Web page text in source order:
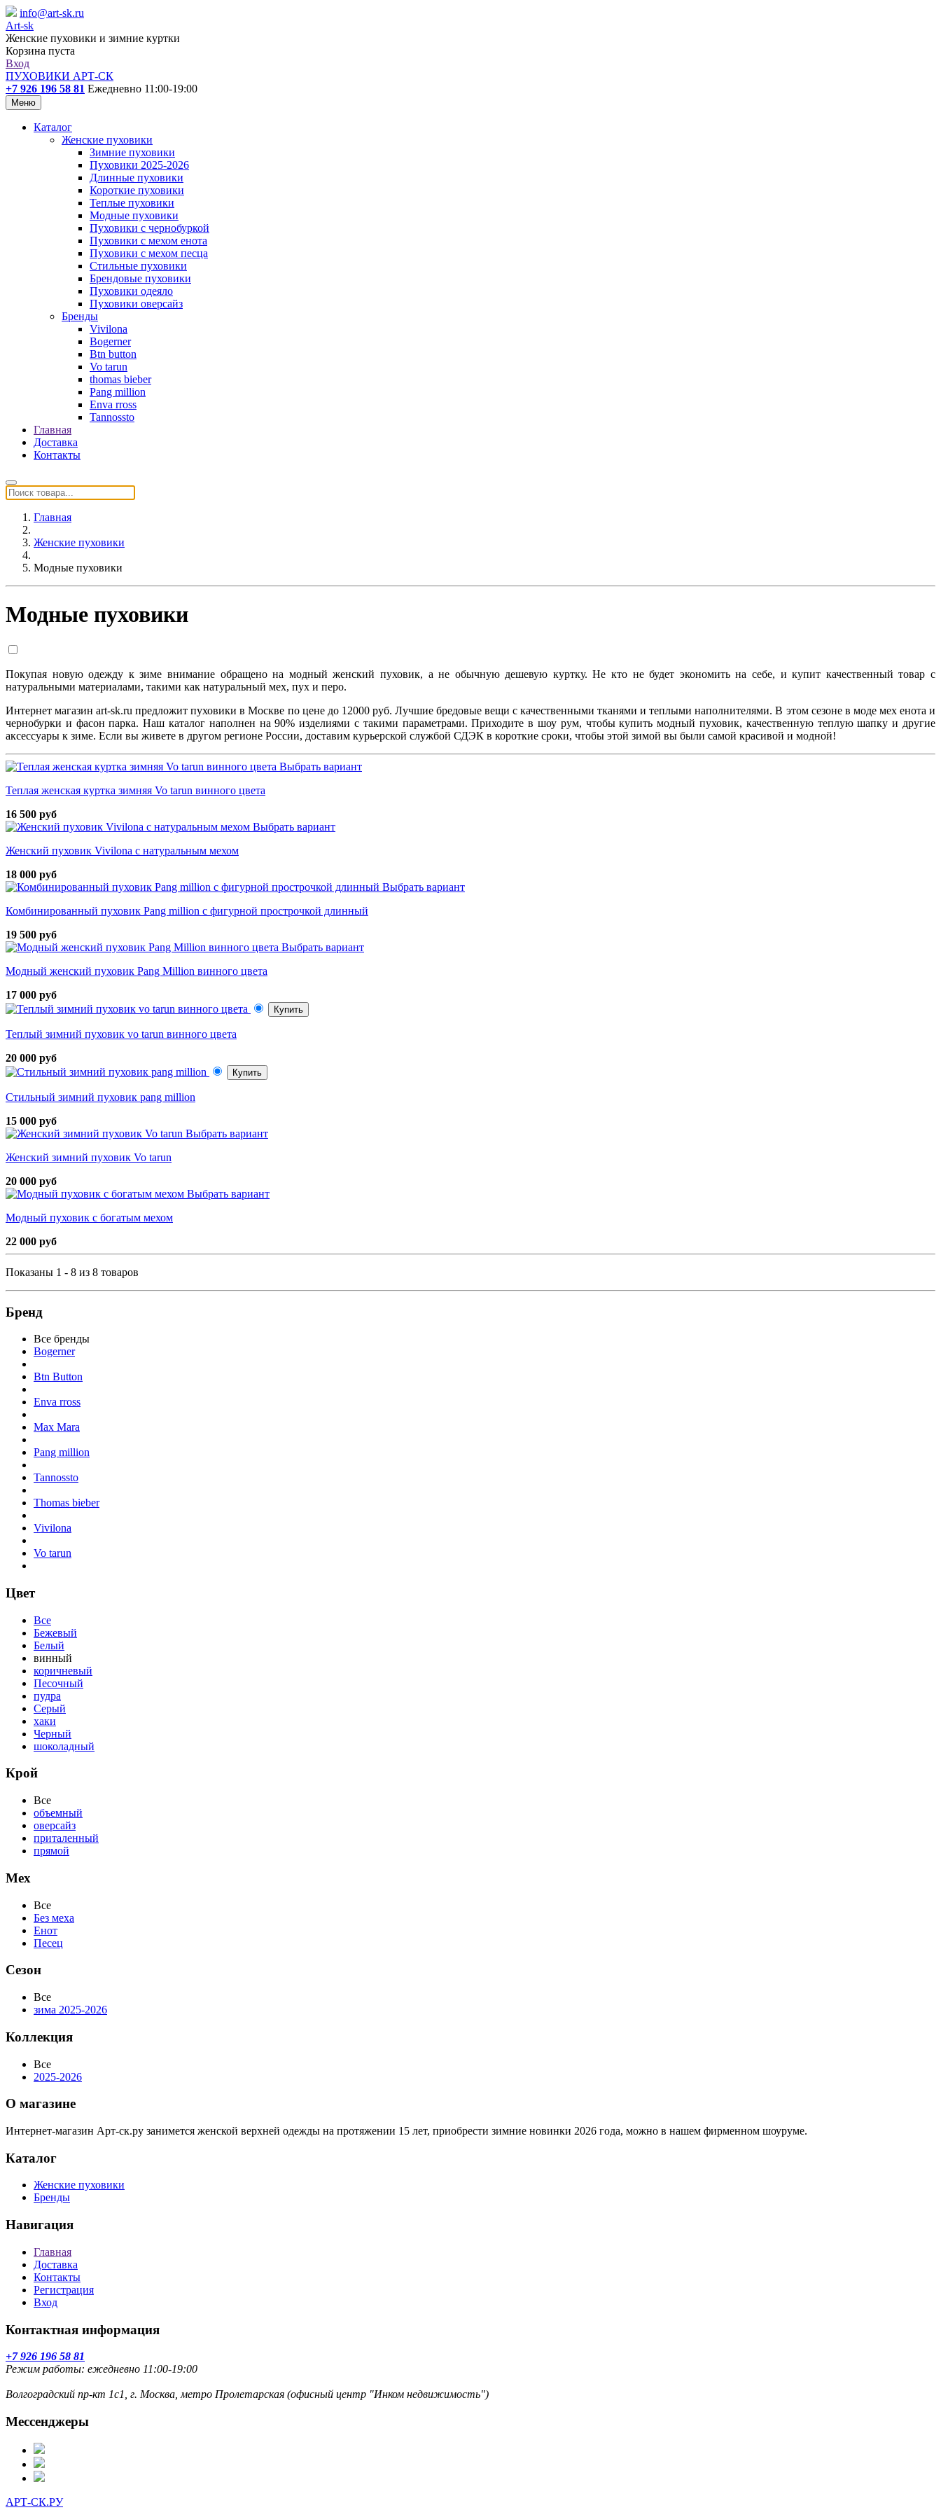
info@art-sk.ru
Art-sk
Женские пуховики и зимние куртки
Корзина пуста
Вход
ПУХОВИКИ АРТ-СК
+7 926 196 58 81 Ежедневно 11:00-19:00
Меню
Каталог
Женские пуховики
Зимние пуховики
Пуховики 2025-2026
Длинные пуховики
Короткие пуховики
Теплые пуховики
Модные пуховики
Пуховики с чернобуркой
Пуховики с мехом енота
Пуховики с мехом песца
Стильные пуховики
Брендовые пуховики
Пуховики одеяло
Пуховики оверсайз
Бренды
Vivilona
Bogerner
Btn button
Vo tarun
thomas bieber
Pang million
Enva rross
Tannossto
Главная
Доставка
Контакты
Главная
Женские пуховики
Модные пуховики
Модные пуховики
Покупая новую одежду к зиме внимание обращено на модный женский пуховик, а не обычную дешевую куртку. Не кто не будет экономить на себе, и купит качественный товар с
натуральными материалами, такими как натуральный мех, пух и перо.
Интернет магазин art-sk.ru предложит пуховики в Москве по цене до 12000 руб. Лучшие бредовые вещи с качественными тканями и теплыми наполнителями. В этом сезоне в моде мех енота и
чернобурки и фасон парка. Наш каталог наполнен на 90% изделиями с такими параметрами. Приходите в шоу рум, чтобы купить модный пуховик, качественную теплую шапку и другие
аксессуары к зиме. Если вы живете в другом регионе России, доставим курьерской службой СДЭК в короткие сроки, чтобы этой зимой вы были самой красивой и модной!
Выбрать вариант
Теплая женская куртка зимняя Vo tarun винного цвета
16 500 руб
Выбрать вариант
Женский пуховик Vivilona с натуральным мехом
18 000 руб
Выбрать вариант
Комбинированный пуховик Pang million с фигурной прострочкой длинный
19 500 руб
Выбрать вариант
Модный женский пуховик Pang Million винного цвета
17 000 руб
Купить
Теплый зимний пуховик vo tarun винного цвета
20 000 руб
Купить
Стильный зимний пуховик pang million
15 000 руб
Выбрать вариант
Женский зимний пуховик Vo tarun
20 000 руб
Выбрать вариант
Модный пуховик с богатым мехом
22 000 руб
Показаны 1 - 8 из 8 товаров
Бренд
Все бренды
Bogerner
Btn Button
Enva rross
Max Mara
Pang million
Tannossto
Thomas bieber
Vivilona
Vo tarun
Цвет
Все
Бежевый
Белый
винный
коричневый
Песочный
пудра
Серый
хаки
Черный
шоколадный
Крой
Все
объемный
оверсайз
приталенный
прямой
Мех
Все
Без меха
Енот
Песец
Сезон
Все
зима 2025-2026
Коллекция
Все
2025-2026
О магазине
Интернет-магазин Арт-ск.ру занимется женской верхней одежды на протяжении 15 лет, приобрести зимние новинки 2026 года, можно в нашем фирменном шоуруме.
Каталог
Женские пуховики
Бренды
Навигация
Главная
Доставка
Контакты
Регистрация
Вход
Контактная информация
+7 926 196 58 81
Режим работы: ежедневно 11:00-19:00
Волгоградский пр-кт 1с1, г. Москва, метро Пролетарская (офисный центр "Инком недвижимость")
Мессенджеры
АРТ-СК.РУ